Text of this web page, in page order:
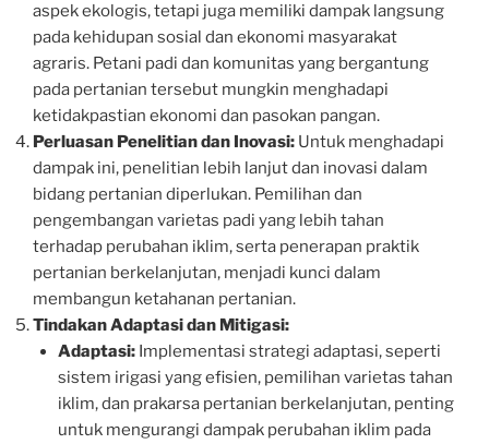
aspek ekologis, tetapi juga memiliki dampak langsung
pada kehidupan sosial dan ekonomi masyarakat
agraris. Petani padi dan komunitas yang bergantung
pada pertanian tersebut mungkin menghadapi
ketidakpastian ekonomi dan pasokan pangan.
Perluasan Penelitian dan Inovasi: Untuk menghadapi
dampak ini, penelitian lebih lanjut dan inovasi dalam
bidang pertanian diperlukan. Pemilihan dan
pengembangan varietas padi yang lebih tahan
terhadap perubahan iklim, serta penerapan praktik
pertanian berkelanjutan, menjadi kunci dalam
membangun ketahanan pertanian.
Tindakan Adaptasi dan Mitigasi:
Adaptasi:Implementasi strategi adaptasi, seperti
sistem irigasi yang efisien, pemilihan varietas tahan
iklim, dan prakarsa pertanian berkelanjutan, penting
untuk mengurangi dampak perubahan iklim pada